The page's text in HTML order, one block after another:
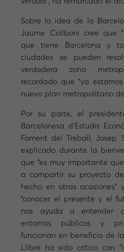
Sobre la idea de la
Jaume Collboni cree que
que tiene Barcelona y
ciudades se pueden
verdadera zona
recordado que “ya
nuevo plan metropolitano
Por su parte, el
Barcelonesa d’Estudis
Foment del Treball, Josep
explicado durante la
que “es muy importante
a compartir su proyecto
hecho en otras
“conocer el presente y el
nos ayuda a entender
entornos públicos y
funcionan en beneficio de
Llibre ha sido crítico con